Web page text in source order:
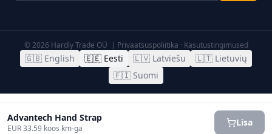
©2026 Hardly Trade OÜ | Privaatsuspoliitika · Kasutustingimused
🇬🇧 English 🇪🇪 Eesti 🇱🇻 Latviešu 🇱🇹 Lietuvių
🇫🇮 Suomi
Advantech Hand Strap
EUR 33.59 koos km-ga
Lisa